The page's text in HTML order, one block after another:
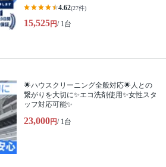
4.62(27件)
15,525円/ 1台
🌟ハウスクリーニング全般対応🌟人との
繋がりを大切に✨エコ洗剤使用✨女性スタ
ッフ対応可能✨
23,000円/ 1台